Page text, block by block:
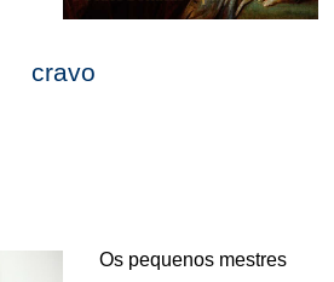
cravo
Os pequenos mestres